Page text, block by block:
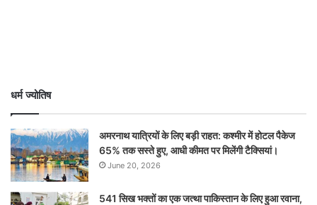
धर्म ज्योतिष
अमरनाथ यात्रियों के लिए बड़ी राहत: कश्मीर में होटल पैकेज
65% तक सस्ते हुए, आधी कीमत पर मिलेंगी टैक्सियां।
June 20, 2026
541 सिख भक्तों का एक जत्था पाकिस्तान के लिए हुआ रवाना,